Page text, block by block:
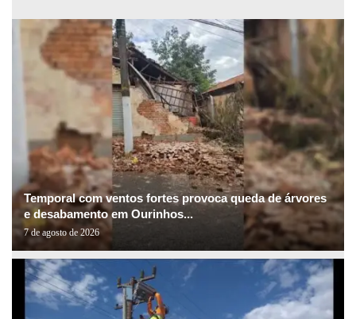
Temporal com ventos fortes provoca queda de árvores
e desabamento em Ourinhos...
7 de agosto de 2026